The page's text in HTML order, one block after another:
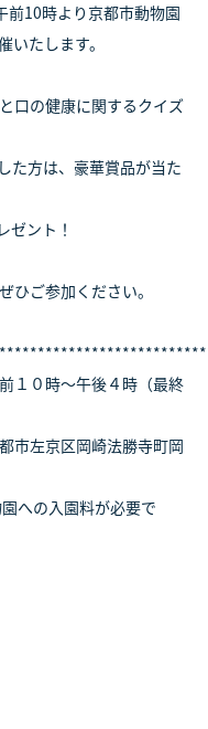
前10時より京都市動物園
たします。
口の健康に関するクイズ
た方は、豪華賞品が当た
ゼント！
ひご参加ください。
時～午後４時（最終
京区岡崎法勝寺町岡
への入園料が必要で